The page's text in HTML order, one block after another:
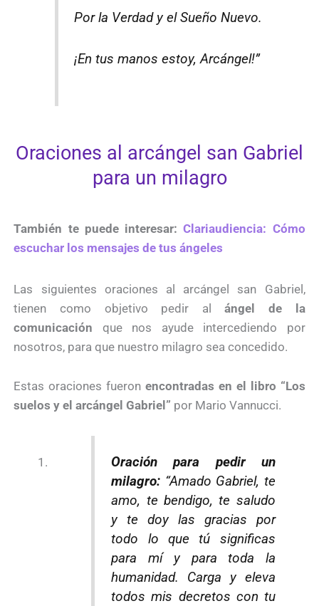
Por la Verdad y el Sueño Nuevo.
¡En tus manos estoy, Arcángel!”
Oraciones al arcángel san Gabriel
para un milagro
También te puede interesar:Clariaudiencia: Cómo
escuchar los mensajes de tus ángeles
Las siguientes oraciones al arcángel san Gabriel,
tienen como objetivo pedir alángel de la
comunicación que nos ayude intercediendo por
nosotros, para que nuestro milagro sea concedido.
Estas oraciones fueronencontradas en el libro “Los
suelos y el arcángel Gabriel” por Mario Vannucci.
Oración para pedir un
milagro: “Amado Gabriel, te
amo, te bendigo, te saludo
y te doy las gracias por
todo lo que tú significas
para mí y para toda la
humanidad. Carga y eleva
todos mis decretos con tu